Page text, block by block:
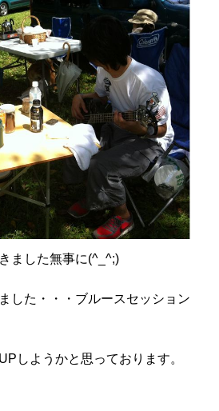
ました無事に(^_^;)
した・・・ブルースセッション
しようかと思っております。